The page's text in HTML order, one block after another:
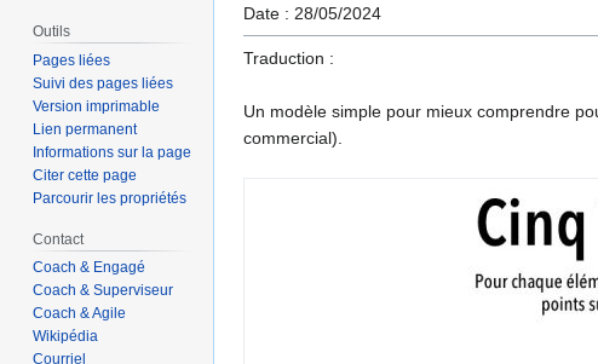
Date : 28/05/2024
Traduction :
Un modèle simple pour mieux comprendre
commercial).
Outils
Pages liées
Suivi des pages liées
Version imprimable
Lien permanent
Informations sur la page
Citer cette page
Parcourir les propriétés
Contact
Coach & Engagé
Coach & Superviseur
Coach & Agile
Wikipédia
Courriel